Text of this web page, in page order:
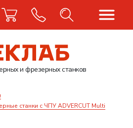
и фрезерных станков
станки с ЧПУ ADVERCUT Multi